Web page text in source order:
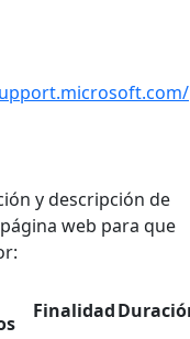
y descripción de
web para que
Finalidad